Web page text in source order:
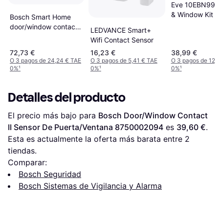
Bosch Smart Home
door/window contact
72,73 €
O 3 pagos de 24,24 € TAE
0%¹
LEDVANCE Smart+
Wifi Contact Sensor
16,23 €
O 3 pagos de 5,41 € TAE
0%¹
Eve
& Window Kit
38,99 €
O 3 pagos de
0%¹
Detalles del producto
El precio más bajo para Bosch Door/Window Contact
II Sensor De Puerta/Ventana 8750002094 es 39,60 €.
Esta es actualmente la oferta más barata entre 2
tiendas.
Comparar:
Bosch Seguridad
Bosch Sistemas de Vigilancia y Alarma